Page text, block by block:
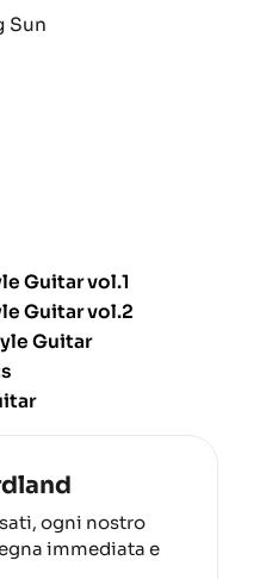
Sun
Guitar vol.1
Guitar vol.2
Guitar
ogni nostro
immediata e